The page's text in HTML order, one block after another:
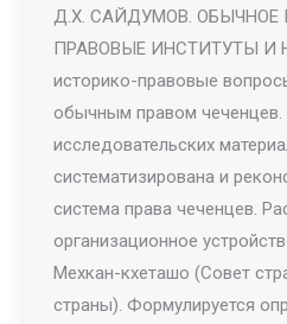
Д.Х. САЙДУМОВ. ОБЫЧНОЕ
ПРАВОВЫЕ ИНСТИТУТЫ И
историко-правовые
обычным правом чеченцев.
исследовательских
систематизирована и
система права чеченцев.
организационное
Мехкан-кхеташо (Совет
страны). Формулируется